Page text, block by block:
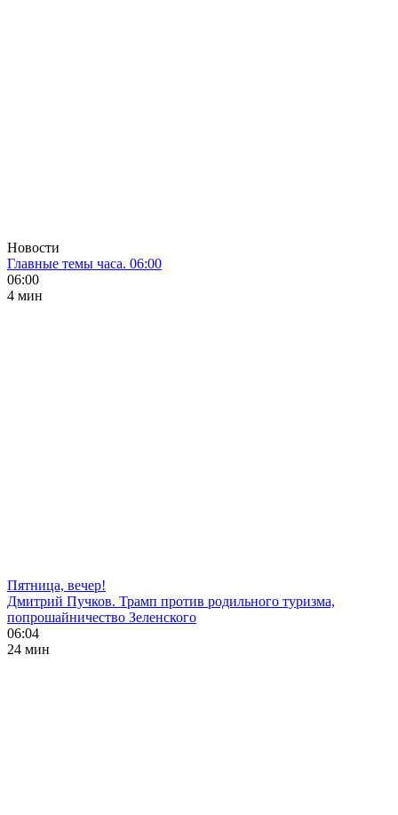
Новости
Главные темы часа. 06:00
06:00
4 мин
Пятница, вечер!
Дмитрий Пучков. Трамп против родильного туризма,
попрошайничество Зеленского
06:04
24 мин